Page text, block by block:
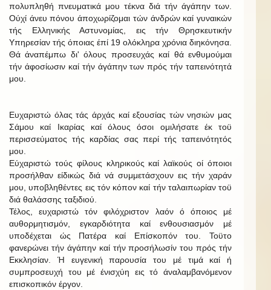
πολυπληθή πνευματικά μου τέκνα διά τήν άγάπην των.
Ούχί άνευ πόνου άποχωρίζομαι τών άνδρών καί γυναικών
τής Ελληνικής Αστυνομίας, εις τήν Θρησκευτικήν
Υπηρεσίαν τής όποιας έπί 19 ολόκληρα χρόνια διηκόνησα.
Θά άναπέμπω δι' όλους προσευχάς καί θά ενθυμούμαι
τήν άφοσίωσιν καί τήν άγάπην των πρός τήν ταπεινότητά
μου.
Ευχαριστώ όλας τάς άρχάς καί εξουσίας τών νησιών μας
Σάμου καί Ικαρίας καί όλους όσοι ομιλήσατε έκ τοϋ
περισσεύματος τής καρδίας σας περί τής ταπεινότητός
μου.
Εύχαριστώ τούς φίλους κληρικούς καί λαϊκούς οί όποιοι
προσήλθαν είδικώς διά νά συμμετάσχουν εις τήν χαράν
μου, υποβληθέντες εις τόν κόπον καί τήν ταλαιπωρίαν τοϋ
διά θαλάσσης ταξιδιού.
Τέλος, ευχαριστώ τόν φιλόχριστον λαόν ό όποιος μέ
αυθορμητισμόν, εγκαρδιότητα καί ενθουσιασμόν μέ
υποδέχεται ώς Πατέρα καί Επίσκοπόν του. Τοϋτο
φανερώνει τήν άγάπην καί τήν προσήλωσίν του πρός τήν
Εκκλησίαν. Ή ευγενική παρουσία του μέ τιμά καί ή
συμπροσευχή του μέ ένισχύη εις τό άναλαμβανόμενον
επισκοπικόν έργον.